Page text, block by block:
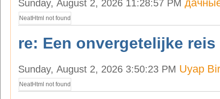
Sunday, August 2, 2026 11:28:57 PM
NeatHtml not found
re: Een onvergetelijke reis
Sunday, August 2, 2026 3:50:23 PM Uyap
NeatHtml not found